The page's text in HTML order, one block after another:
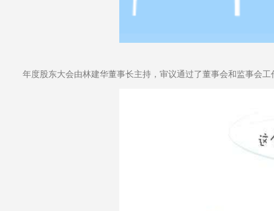
年度股东大会由林建华董事长主持，审议通过了董事会和监事会